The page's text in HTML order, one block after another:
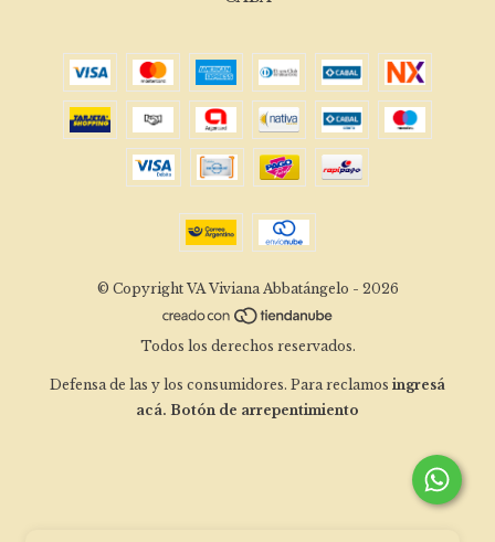
© Copyright VA Viviana Abbatángelo - 2026
Todos los derechos reservados.
Defensa de las y los consumidores. Para reclamos ingresá
acá. Botón de arrepentimiento